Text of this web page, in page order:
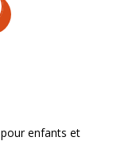
enfants et